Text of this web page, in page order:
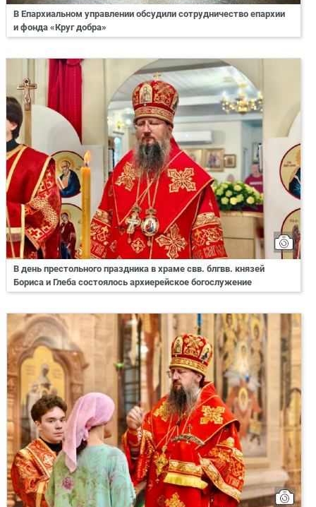
В Епархиальном управлении обсудили сотрудничество епархии
и фонда «Круг добра»
В день престольного праздника в храме свв. блгвв. князей
Бориса и Глеба состоялось архиерейское богослужение